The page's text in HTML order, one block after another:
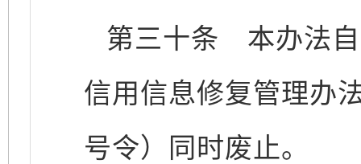
第三十条 本办法自
信用信息修复管理办
号令）同时废止。